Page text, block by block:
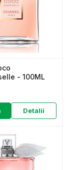
- 100ML
Detalii